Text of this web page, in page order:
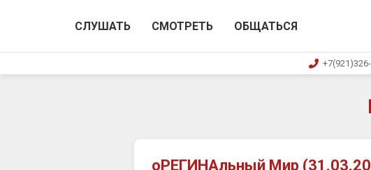
СЛУШАТЬ СМОТРЕТЬ ОБЩАТЬСЯ
оРЕГИНАльный Мир